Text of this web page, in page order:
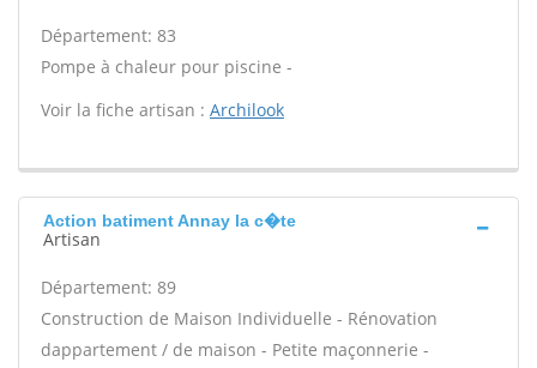
Département: 83
Pompe à chaleur pour piscine -
Voir la fiche artisan : Archilook
Action batiment Annay la c�te
Artisan
Département: 89
Construction de Maison Individuelle - Rénovation
dappartement / de maison - Petite maçonnerie -